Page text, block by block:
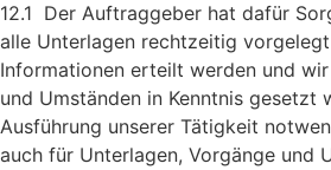
12.1 Der Auftraggeber hat dafür
alle Unterlagen rechtzeitig
Informationen erteilt werden und
und Umständen in Kenntnis gesetzt
Ausführung unserer Tätigkeit
auch für Unterlagen, Vorgänge und